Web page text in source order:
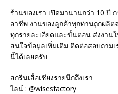
ร้านของเรา เปิดมานานกว่า 10 ปี
อาชีพ งานของลูกค้าทุกท่านถูกผลิต
ทุกรายละเอียดและขั้นตอน ส่งงาน
สนใจข้อมูลเพิ่มเติม ติดต่อสอบถาม
นี้ได้เลยครับ
สกรีนเสื้อเชียงรายนึกถึงเรา
ไลน์ : @wisesfactory